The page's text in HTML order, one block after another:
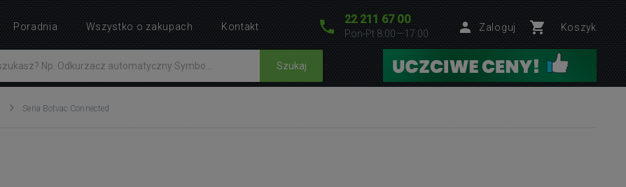
22 211 67 00
Pon-Pt 8:00—17:00
Zaloguj Koszyk
Szukaj
Seria Botvac Connected
Poradnia Wszystko o zakupach Kontakt